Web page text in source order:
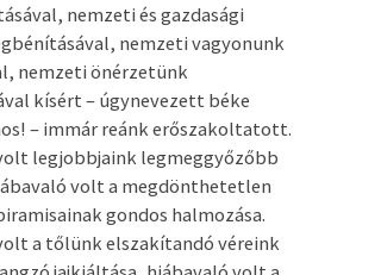
nemzeti és gazdasági
nemzeti vagyonunk
nemzeti önérzetünk
kísért – úgynevezett béke
– immár reánk erőszakoltatott.
legjobbjaink legmeggyőzőbb
volt a megdönthetetlen
gondos halmozása.
a tőlünk elszakítandó véreink